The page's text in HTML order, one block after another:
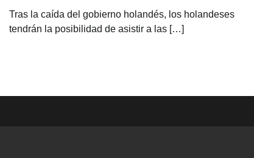
Tras la caída del gobierno holandés, los holandeses
tendrán la posibilidad de asistir a las […]